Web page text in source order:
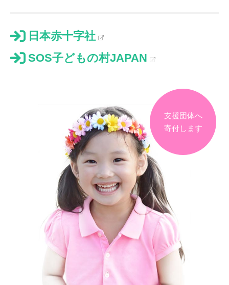
日本赤十字社
SOS子どもの村JAPAN
支援団体へ
寄付します